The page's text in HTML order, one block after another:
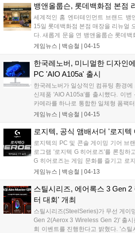
해 튜닝한 드라이버 유닛을 탑재했다.
도를 구현하기 위해 무선 연결 대신
을 최소화한 점이 특징이다....
뱅앤올룹슨, 롯데백화점 본점
세계적인 홈 엔터테인먼트 브랜드 뱅
15일 롯데백화점 본점 매장을 리뉴얼
다. 새롭게 문을 연 뱅앤올룹슨 롯데
옆에 위치하며, 국내 최초로 새로운
유럽 미학을 현대적으로 풀어낸 이번
드와 디자인을 한층 몰입감 있게 경험
게임뉴스 | 백승철 04-15
한국레노버, 미니멀한 디자인
PC 'AIO A105a' 출시
한국레노버가 일상적인 컴퓨팅 환경
신제품 'AIO A105a'를 출시했다. 이
카메라를 하나로 통합한 일체형 폼팩
된 클라우드 그레이(Cloud Grey) 색상
인먼트 등 다양한 용도로 활용 가능해
다....
게임뉴스 | 백승철 04-15
로지텍, 공식 앰배서더 '로지텍
로지텍의 PC 및 콘솔 게이밍 기어 브
로그램 '로지텍 G 히어로즈'를 론칭하
G 히어로즈는 게임 문화를 즐기고 로
배서더 프로그램이다. 1기 대표 인플
인 소유의 SNS 채널을 운영하는 스트
어를 비롯해 게임 문화를 즐기는 팬이
게임뉴스 | 백승철 04-13
스틸시리즈, 에어록스 3 Gen
터 대회' 개최
스틸시리즈(SteelSeries)가 무선 게이
Gen 2(Aerox 3 Wireless Gen 2)' 출
회 이벤트를 진행한다고 밝혔다. '스